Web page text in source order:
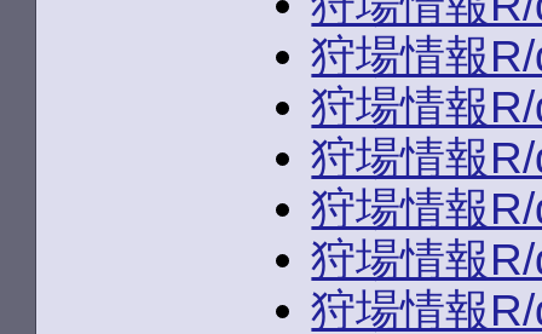
狩場情報
狩場情報
狩場情報
狩場情報
狩場情報
狩場情報